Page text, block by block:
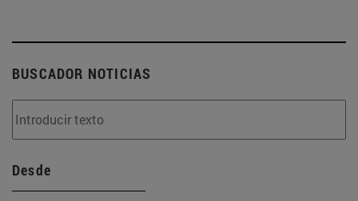
BUSCADOR NOTICIAS
Desde